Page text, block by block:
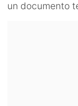
un documento